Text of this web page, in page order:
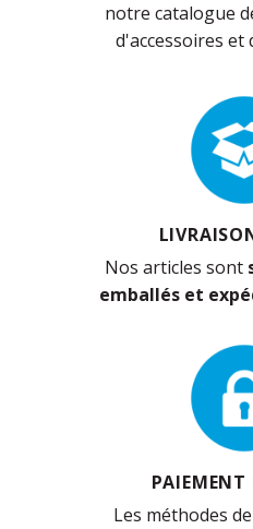
notre catalogue
d'accessoires et
Nos articles sont
emballés et
PAIEMENT
Les méthodes